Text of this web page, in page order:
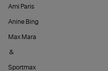
Ami Paris
Anine Bing
Max Mara
&
Sportmax